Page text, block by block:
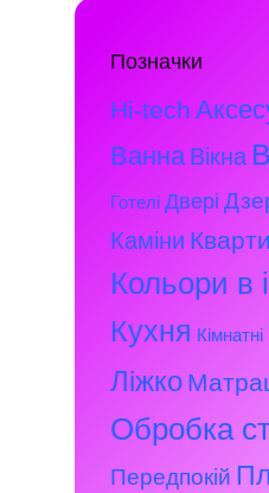
Позначки
Hi-tech
Ванна Вікна
Готелі Двері
Каміни
Кольори в
Кухня
Ліжко
Обробка
Передпокій